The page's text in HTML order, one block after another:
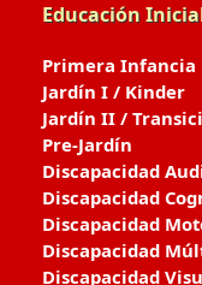
Educación
Primera Infancia
Jardín I / Kinder
Jardín II /
Pre-Jardín
Discapacidad
Discapacidad
Discapacidad
Discapacidad
Discapacidad